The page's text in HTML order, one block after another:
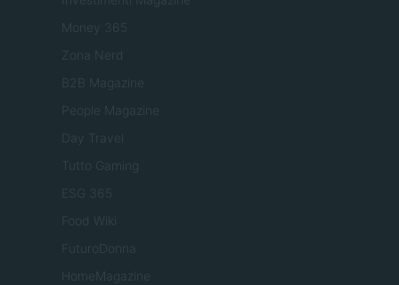
Money 365
Zona Nerd
B2B Magazine
People Magazine
Day Travel
Tutto Gaming
ESG 365
Food Wiki
FuturoDonna
HomeMagazine